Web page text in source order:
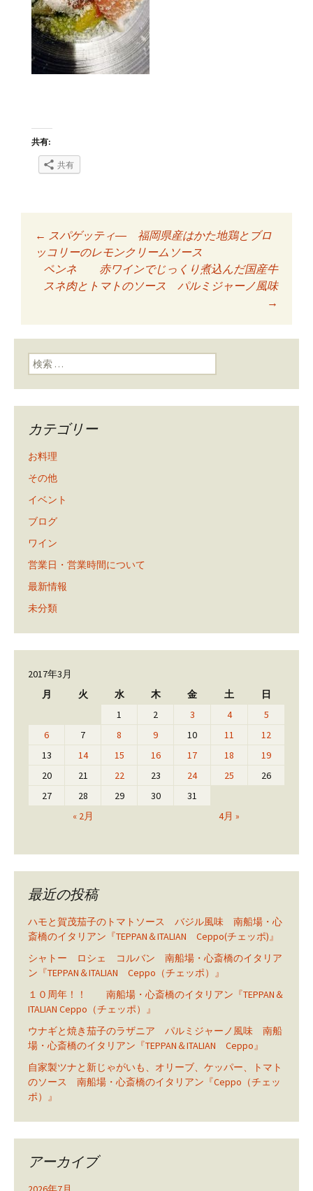
共有:
共有
投稿ナビゲーショ
ン
← スパゲッティ― 福岡県産はかた地鶏とブロ
ッコリーのレモンクリームソース
ペンネ 赤ワインでじっくり煮込んだ国産牛
スネ肉とトマトのソース パルミジャーノ風味
→
検索:
カテゴリー
お料理
その他
イベント
ブログ
ワイン
営業日・営業時間について
最新情報
未分類
2017年3月
月
火 水 木 金 土 日
« 2月 4月 »
1 2 3 4
5
6
7 8 9 10 11
12
13
14 15 16 17 18
19
20
21 22 23 24 25
26
27
28 29 30 31
最近の投稿
ハモと賀茂茄子のトマトソース バジル風味 南船場・心
斎橋のイタリアン『TEPPAN＆ITALIAN Ceppo(チェッポ)』
シャトー ロシェ コルバン 南船場・心斎橋のイタリア
ン『TEPPAN＆ITALIAN Ceppo（チェッポ）』
１０周年！！ 南船場・心斎橋のイタリアン『TEPPAN＆
ITALIAN Ceppo（チェッポ）』
ウナギと焼き茄子のラザニア パルミジャーノ風味 南船
場・心斎橋のイタリアン『TEPPAN＆ITALIAN Ceppo』
自家製ツナと新じゃがいも、オリーブ、ケッパー、トマト
のソース 南船場・心斎橋のイタリアン『Ceppo（チェッ
ポ）』
アーカイブ